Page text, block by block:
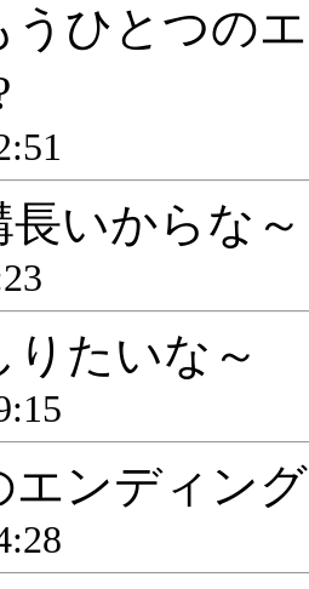
うひとつの
いからな～
たいな～
エンディン